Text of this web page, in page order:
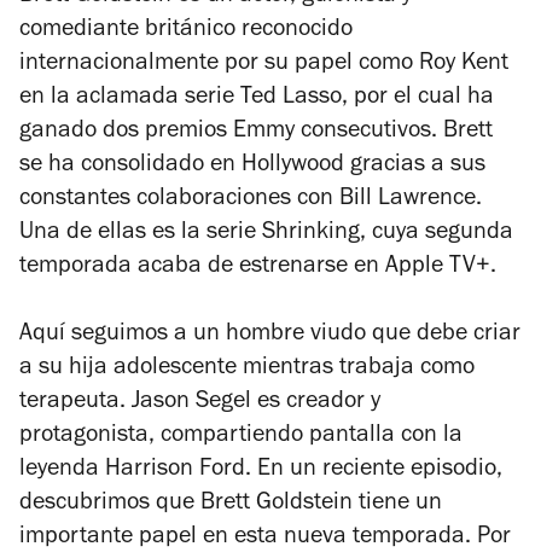
comediante británico reconocido
internacionalmente por su papel como Roy Kent
en la aclamada serie Ted Lasso, por el cual ha
ganado dos premios Emmy consecutivos. Brett
se ha consolidado en Hollywood gracias a sus
constantes colaboraciones con Bill Lawrence.
Una de ellas es la serie Shrinking, cuya segunda
temporada acaba de estrenarse en Apple TV+.
Aquí seguimos a un hombre viudo que debe criar
a su hija adolescente mientras trabaja como
terapeuta. Jason Segel es creador y
protagonista, compartiendo pantalla con la
leyenda Harrison Ford. En un reciente episodio,
descubrimos que Brett Goldstein tiene un
importante papel en esta nueva temporada. Por